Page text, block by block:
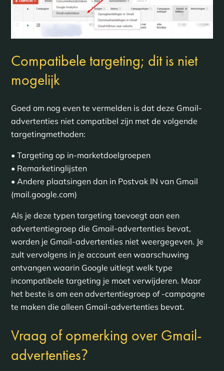
Compatibele targeting; dit is niet
mogelijk
Goed om nog even te vermelden is dat deze Gmail-
advertenties niet compatibel zijn met de volgende
targetingmethoden:
• Targeting op in-marketdoelgroepen
• Remarketinglijsten
• Andere plaatsingen dan in Postvak IN van Gmail
(mail.google.com)
Als je deze typen targeting toevoegt aan een
advertentiegroep die Gmail-advertenties bevat,
worden je Gmail-advertenties niet weergegeven. Je
zult vervolgens in je account een waarschuwing
ontvangen waarin Google uitlegt welk type
incompatibele targeting je moet verwijderen. Maar
het beste is om een advertentiegroep of -campagne
te maken die alleen Gmail-advertenties bevat.
Vraag of opmerking over Gmail-
advertenties?